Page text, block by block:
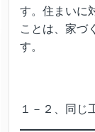
す。住まいに
ことは、家づ
す。
１－２、同じ